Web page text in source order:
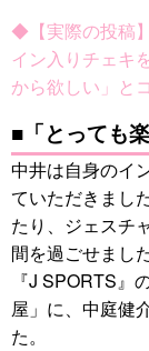
◆【実際の投稿
イン入りチェキ
から欲しい」と
■「とっても
中井は自身のイ
ていただきまし
たり、ジェスチ
間を過ごせまし
『J SPORTS』
屋」に、中庭健
た。